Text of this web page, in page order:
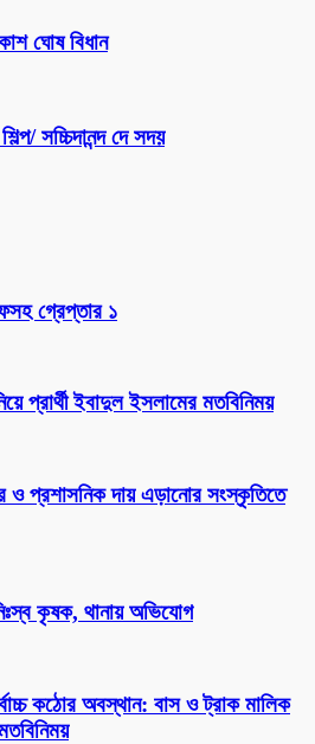
ঘোষ বিধান
সচ্চিদানন্দ দে সদয়
গ্রেপ্তার ১
প্রার্থী ইবাদুল ইসলামের মতবিনিময়
প্রশাসনিক দায় এড়ানোর সংস্কৃতিতে
কৃষক, থানায় অভিযোগ
কঠোর অবস্থান: বাস ও ট্রাক মালিক